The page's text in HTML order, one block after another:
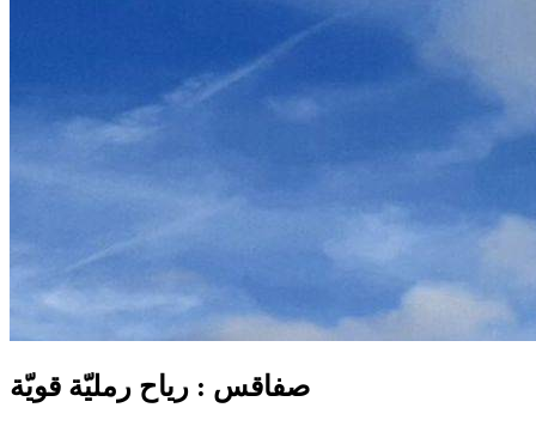
صفاقس : رياح رمليّة قويّة